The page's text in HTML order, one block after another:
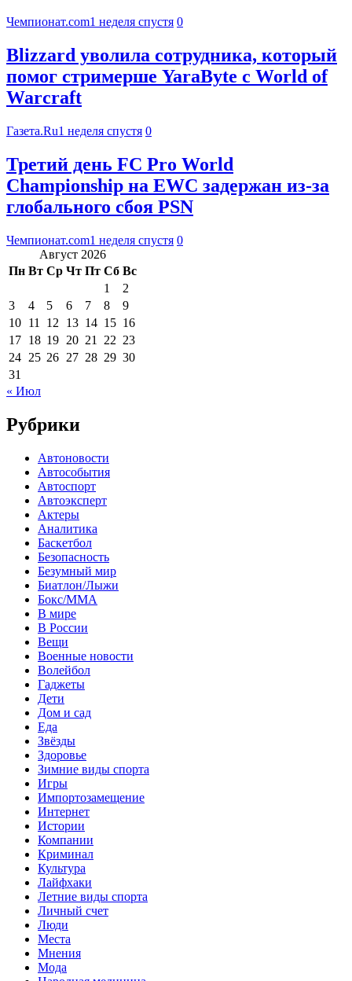
Чемпионат.com1 неделя спустя 0
Blizzard уволила сотрудника, который
помог стримерше YaraByte с World of
Warcraft
Газета.Ru1 неделя спустя 0
Третий день FC Pro World
Championship на EWC задержан из-за
глобального сбоя PSN
Чемпионат.com1 неделя спустя 0
Август 2026
Пн Вт Ср Чт Пт Сб Вс
1
2
3
4 5 6 7 8
9
10 11 12 13 14 15 16
17 18 19 20 21 22 23
24 25 26 27 28 29 30
31
« Июл
Рубрики
Автоновости
Автособытия
Автоспорт
Автоэксперт
Актеры
Аналитика
Баскетбол
Безопасность
Безумный мир
Биатлон/Лыжи
Бокс/MMA
В мире
В России
Вещи
Военные новости
Волейбол
Гаджеты
Дети
Дом и сад
Еда
Звёзды
Здоровье
Зимние виды спорта
Игры
Импортозамещение
Интернет
Истории
Компании
Криминал
Культура
Лайфхаки
Летние виды спорта
Личный счет
Люди
Места
Мнения
Мода